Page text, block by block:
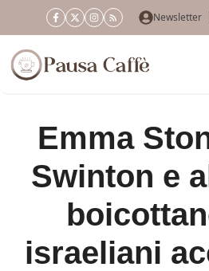
al
contenuto
Newsletter
Emma
Swinton e
israeliani